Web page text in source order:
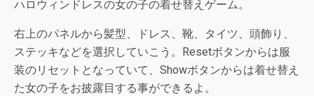
ハロウィンドレスの女の子の着せ替えゲーム。
右上のパネルから髪型、ドレス、靴、タイツ、頭飾り、
ステッキなどを選択していこう。Resetボタンからは服
装のリセットとなっていて、Showボタンからは着せ替え
た女の子をお披露目する事ができるよ。